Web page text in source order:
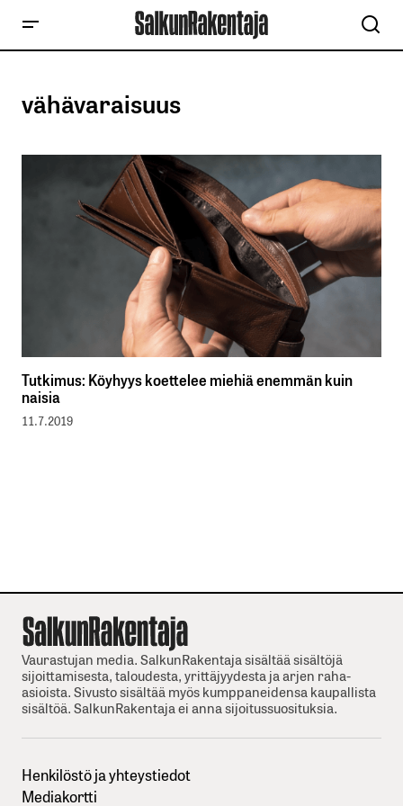
vähävaraisuus
Tutkimus: Köyhyys koettelee miehiä enemmän kuin
naisia
11.7.2019
Vaurastujan media. SalkunRakentaja sisältää sisältöjä
sijoittamisesta, taloudesta, yrittäjyydesta ja arjen raha-
asioista. Sivusto sisältää myös kumppaneidensa kaupallista
sisältöä. SalkunRakentaja ei anna sijoitussuosituksia.
Henkilöstö ja yhteystiedot
Mediakortti